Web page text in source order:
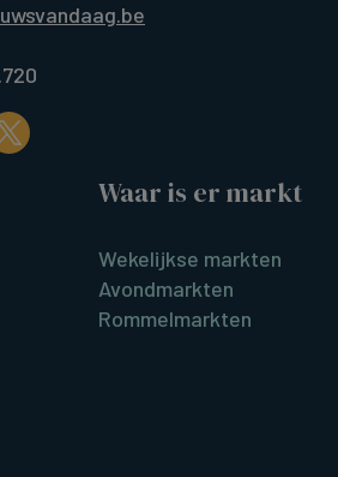
Waar is er markt
Wekelijkse markten
Avondmarkten
Rommelmarkten